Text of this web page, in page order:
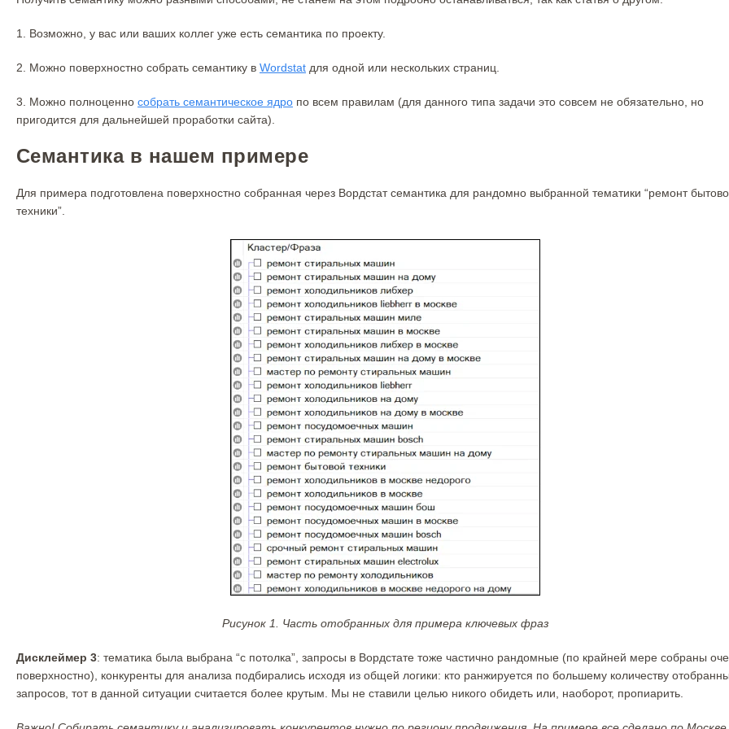
1. Возможно, у вас или ваших коллег уже есть семантика по проекту.
2. Можно поверхностно собрать семантику в Wordstat для одной или нескольких страниц.
3. Можно полноценно собрать семантическое ядро по всем правилам (для данного типа задачи это совсем не обязательно, но
пригодится для дальнейшей проработки сайта).
Семантика в нашем примере
Для примера подготовлена поверхностно собранная через Вордстат семантика для рандомно выбранной тематики “ремонт
техники”.
Рисунок 1. Часть отобранных для примера ключевых фраз
Дисклеймер 3: тематика была выбрана “с потолка”, запросы в Вордстате тоже частично рандомные (по крайней мере собраны
поверхностно), конкуренты для анализа подбирались исходя из общей логики: кто ранжируется по большему количеству
запросов, тот в данной ситуации считается более крутым. Мы не ставили целью никого обидеть или, наоборот, пропиарить.